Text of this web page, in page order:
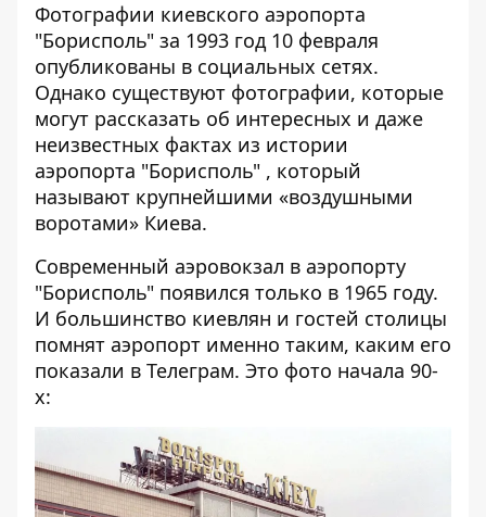
Фотографии киевского аэропорта
"Борисполь" за 1993 год 10 февраля
опубликованы в социальных сетях.
Однако существуют фотографии, которые
могут рассказать об интересных и даже
неизвестных фактах из истории
аэропорта "Борисполь" , который
называют крупнейшими «воздушными
воротами» Киева.
Современный аэровокзал в аэропорту
"Борисполь" появился только в 1965 году.
И большинство киевлян и гостей столицы
помнят аэропорт именно таким, каким его
показали в Телеграм. Это фото начала 90-
х: